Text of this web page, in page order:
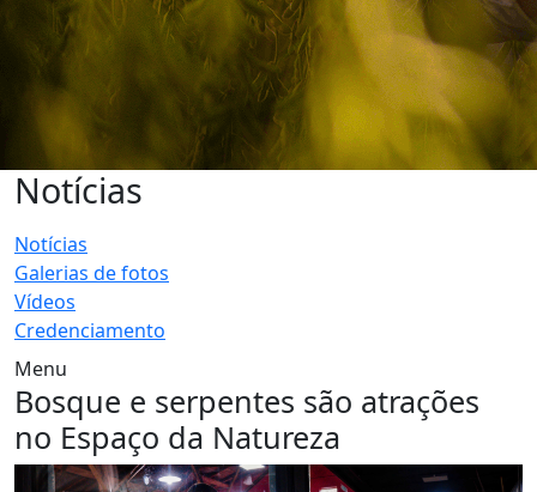
Notícias
Notícias
Galerias de fotos
Vídeos
Credenciamento
Menu
Bosque e serpentes são atrações
no Espaço da Natureza